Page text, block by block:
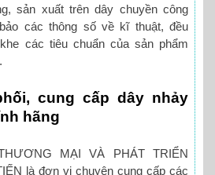
sản xuất trên dây chuyền công
các thông số về kĩ thuật, đều
các tiêu chuẩn của sản phẩm
cung cấp dây nhảy
hãng
MẠI VÀ PHÁT TRIỂN
là đơn vị chuyên cung cấp các